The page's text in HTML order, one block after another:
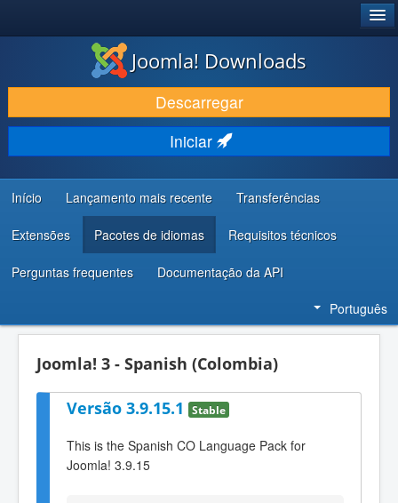
DESCARREGAR E EVOLUIR
DESCOBRIR E APRENDER
COMUNIDADE E SUPORTE
RECURSOS PARA PROGRAMADORES
Joomla! Downloads
Descarregar
Iniciar
Início Lançamento mais recente Transferências
Extensões Pacotes de idiomas Requisitos técnicos
Perguntas frequentes Documentação da API
Português
Joomla! 3 - Spanish (Colombia)
Versão 3.9.15.1 Stable
This is the Spanish CO Language Pack for
Joomla! 3.9.15